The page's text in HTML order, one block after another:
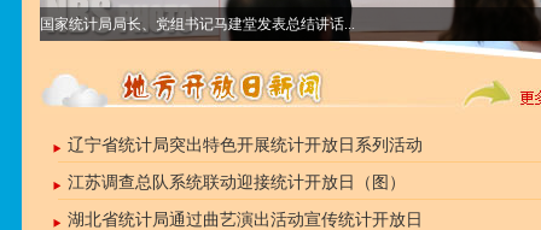
国家统计局局长、党组书记马建堂发表总结讲话...
辽宁省统计局突出特色开展统计开放日系列活动
江苏调查总队系统联动迎接统计开放日（图）
湖北省统计局通过曲艺演出活动宣传统计开放日